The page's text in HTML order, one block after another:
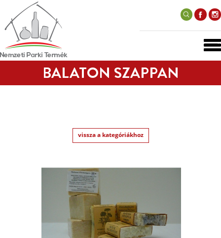
BALATON SZAPPAN
vissza a kategóriákhoz